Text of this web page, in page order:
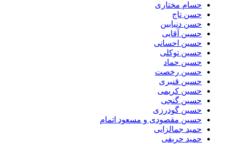
حسام مختاری
حسن تاج
حسن دنیابین
حسین آقایی
حسین احسانی
حسین توکلی
حسین حماد
حسین رخصت
حسین قنبری
حسین کریمی
حسین گنجی
حسین گودرزی
حسین مقصودی و مسعود اتمام
حمید جمالزایی
حمید حریفی